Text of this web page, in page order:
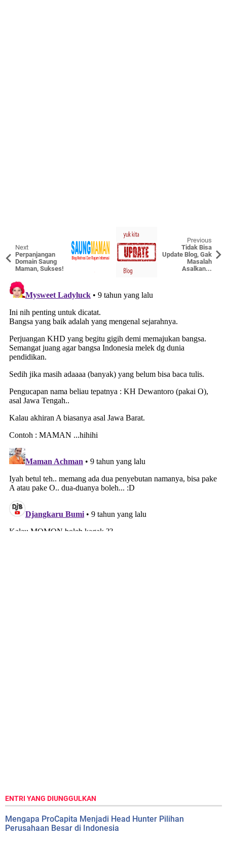
Next
Perpanjangan
Domain Saung
Maman, Sukses!
Previous
Tidak Bisa
Update Blog, Gak
Masalah
Asalkan...
ENTRI YANG DIUNGGULKAN
Mengapa ProCapita Menjadi Head Hunter Pilihan
Perusahaan Besar di Indonesia